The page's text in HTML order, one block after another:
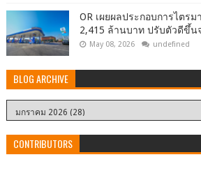
OR เผยผลประกอบการไตร
2,415 ล้านบาท ปรับตัวดีขึ้น
May 08, 2026 undefined
BLOG ARCHIVE
CONTRIBUTORS